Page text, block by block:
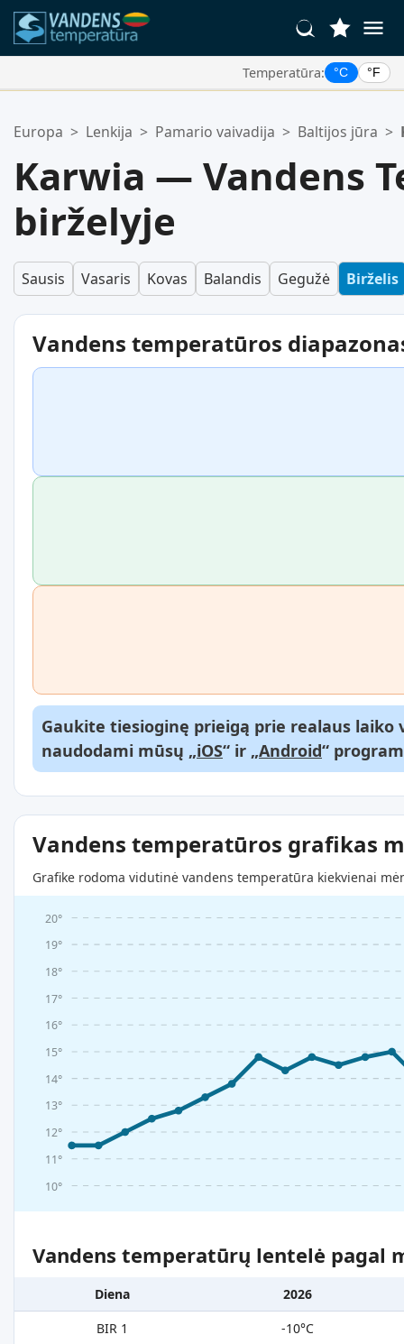
Temperatūra: °C °F
Jūsų mėgstamiausių sąrašas yra tuščias.
Europa > Lenkija > Pamario vaivadija > Baltijos jūra >
Karwia — Vandens
birželyje
Sausis Vasaris Kovas Balandis Gegužė Birželis
Vandens temperatūros
Gaukite tiesioginę prieigą prie realaus
naudodami mūsų „iOS“ ir „Android“
Vandens temperatūros grafikas
Grafike rodoma vidutinė vandens temperatūra kiekvienai
10°
11°
12°
13°
14°
15°
16°
17°
18°
19°
20°
Vandens temperatūrų lentelė pagal
Diena
2026
BIR 1
-10°C